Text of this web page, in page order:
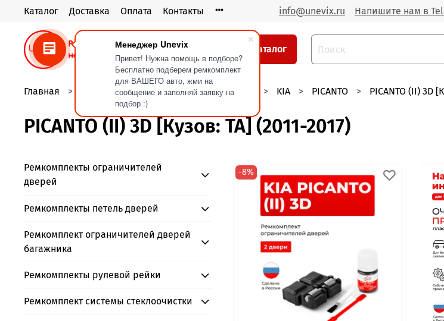
Менеджер Unevix
Привет! Нужна помощь в подборе?
Бесплатно подберем ремкомплект
для ВАШЕГО авто, жми на
сообщение и заполняй заявку на
подбор :)
Каталог Доставка Оплата Контакты info@unevix.ru Напишите нам в
Каталог
Главная Ремкомплекты ограничителей дверей KIA PICANTO PICANTO (II) 3D
PICANTO (II) 3D [Кузов: TA] (2011-2017)
-8%
Ремкомплекты ограничителей
дверей
Ремкомплекты петель дверей
Ремкомплект ограничителей дверей
багажника
Ремкомплекты рулевой рейки
Ремкомплект системы стеклоочистки